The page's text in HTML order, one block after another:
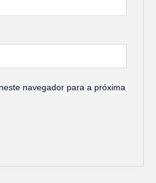
navegador para a próxima